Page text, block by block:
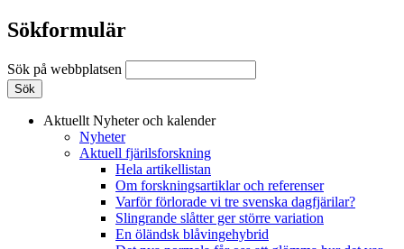
Sökformulär
Sök på webbplatsen
Aktuellt Nyheter och kalender
Nyheter
Aktuell fjärilsforskning
Hela artikellistan
Om forskningsartiklar och referenser
Varför förlorade vi tre svenska dagfjärilar?
Slingrande slåtter ger större variation
En öländsk blåvingehybrid